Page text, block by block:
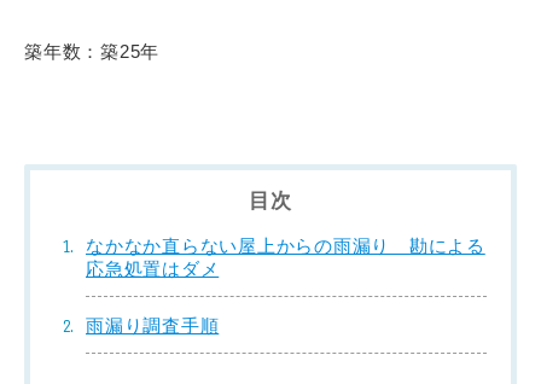
築年数：築25年
目次
なかなか直らない屋上からの雨漏り 勘による
応急処置はダメ
雨漏り調査手順